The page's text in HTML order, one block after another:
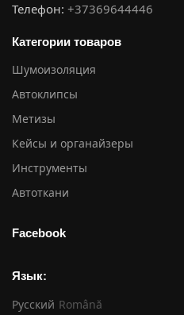
Телефон: +37369644446
Категории товаров
Шумоизоляция
Автоклипсы
Метизы
Кейсы и органайзеры
Инструменты
Автоткани
Facebook
Язык:
Русский Română